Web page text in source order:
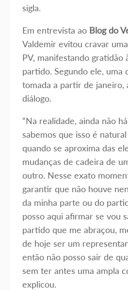
sigla.
Em entrevista ao Blog do
Valdemir evitou cravar
PV, manifestando gratidão
partido. Segundo ele, uma
tomada a partir de janeiro,
diálogo.
“Na realidade, ainda não
sabemos que isso é
quando se aproxima das
mudanças de cadeira de
outro. Nesse exato
garantir que não houve
da minha parte ou do
posso aqui afirmar se vou
partido que me abraçou,
de hoje ser um
então não posso sair de
sem ter antes uma ampla
explicou.